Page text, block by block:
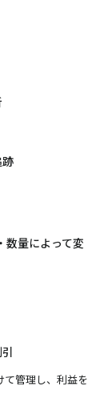
数量によって変
て管理し、利益を